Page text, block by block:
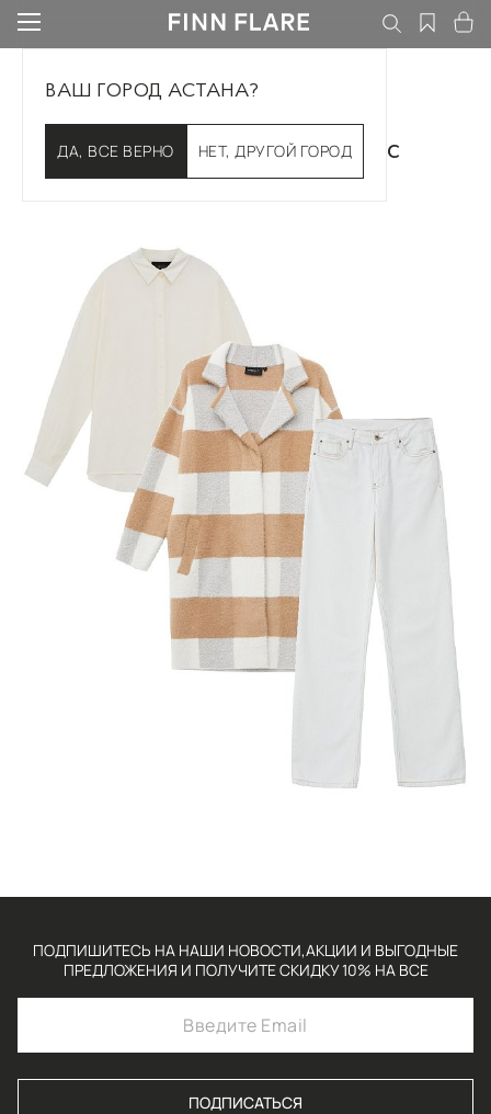
ВАШ ГОРОД АСТАНА?
ДА, ВСЕ ВЕРНО НЕТ, ДРУГОЙ ГОРОД
Создайте свой образ вместе с
FINN FLARE!
ПОДПИШИТЕСЬ НА НАШИ НОВОСТИ,АКЦИИ И ВЫГОДНЫЕ
ПРЕДЛОЖЕНИЯ И ПОЛУЧИТЕ СКИДКУ 10% НА ВСЕ
ПОДПИСАТЬСЯ